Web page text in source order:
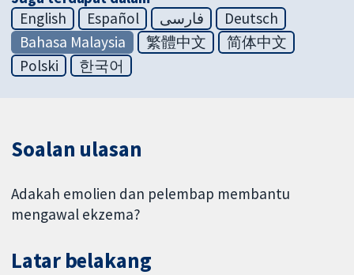
English
Español فارسی
Deutsch
Bahasa Malaysia
繁體中文
简体中文
Polski
한국어
Soalan ulasan
Adakah emolien dan pelembap membantu
mengawal ekzema?
Latar belakang